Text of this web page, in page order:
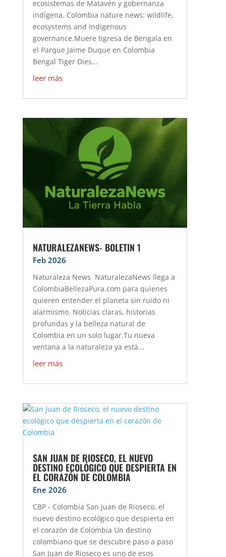
ecosistemas de Matavén y gobernanza
indígena. Colombia nature news: wildlife,
ecosystems and Indigenous
governance.Muere tigresa de Bengala en
el Parque Jaime Duque en Colombia
Bengal Tiger Dies...
leer más
NATURALEZANEWS- BOLETIN 1
Feb 2026
Naturaleza News NaturalezaNews llega a
ColombiaBellezaPura.com para quienes
quieren entender el planeta sin ruido ni
alarmismo. Noticias claras, historias
profundas y la belleza natural de
Colombia en un solo lugar.Tu nueva
ventana a la naturaleza ya está...
leer más
SAN JUAN DE RIOSECO, EL NUEVO
DESTINO ECOLÓGICO QUE DESPIERTA EN
EL CORAZÓN DE COLOMBIA
Ene 2026
CBP - Colombia San Juan de Rioseco, el
nuevo destino ecológico que despierta en
el corazón de Colombia Un destino
colombiano que se descubre paso a paso
San Juan de Rioseco es uno de esos